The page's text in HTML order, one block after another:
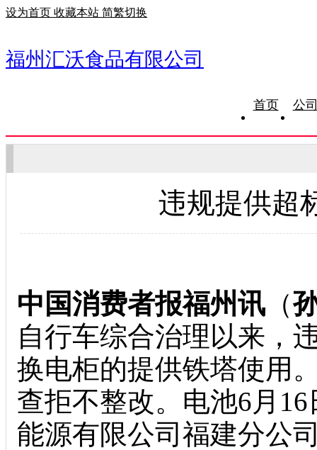
设为首页 收藏本站 简繁切换
福州汇沃食品有限公司
首页 公
违规提供超
中国消费者报福州讯 （
自行车综合治理以来，
换电柜的提供铁塔使用
查拒不整改。电池6月
能源有限公司福建分公